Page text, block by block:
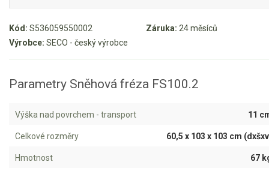
Benzínové sekačky
Akumulátorové sekačky
Robotické sekačky
Mulčovače
Křovinořezy a vyžínače
Kód: S536059550002 Záruka: 24 měsíců
Výrobce: SECO - český výrobce
Parametry Sněhová fréza FS100.2
Výška nad povrchem - transport 11
Celkové rozměry 60,5 x 103 x 103 cm
Hmotnost 67